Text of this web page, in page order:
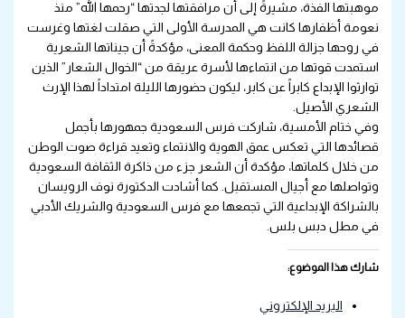
موهبتها الفذة، مشيرةً إلى أن مرافقتها لجدتها “رحمها الله” منذ
نعومة أظفارها كانت هي المدرسة الأولى التي صقلت لغتها وغرست
في روحها جزالة اللفظ وحكمة المعنى، مؤكدةً أن جيناتها الشعرية
استمدت قوتها من انتماءها لأسرة عريقة من “الخوال الشعار” الذين
توارثوا الإبداع كابراً عن كابر، ليكون حضورها الليلة امتداداً لهذا الإرث
الشعري الأصيل.
وفي ختام الأمسية، شاركت فرس السعودية جمهورها بأجمل
قصائدها التي تعكس عمق الهوية والانتماء وتعيد قراءة صوت الوطن
من خلال كلماتها، مؤكدة أن الشعر جزء من ذاكرة الثقافة السعودية
وتواصلها مع أجيال المستقبل. كما أشادت الدكتورة نوف الرويسان
بالشراكة الإبداعية التي تجمعها مع فرس السعودية والشريك الأدبي
في مطل دبس بلس.
شارك هذا الموضوع:
البريد الإلكتروني